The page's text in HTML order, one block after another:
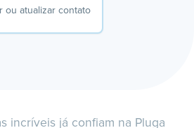
ou atualizar contato
incríveis já confiam na Pluga